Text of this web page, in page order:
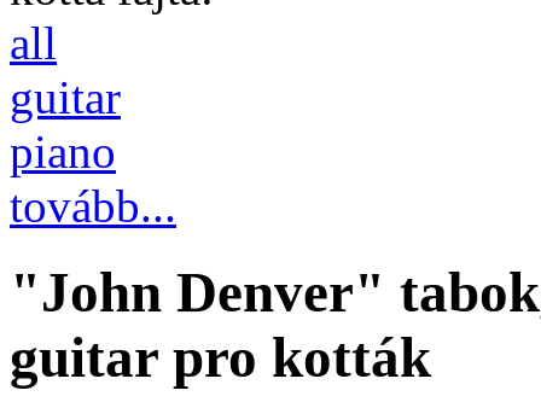
all
guitar
piano
tovább...
"John Denver"
guitar pro kották